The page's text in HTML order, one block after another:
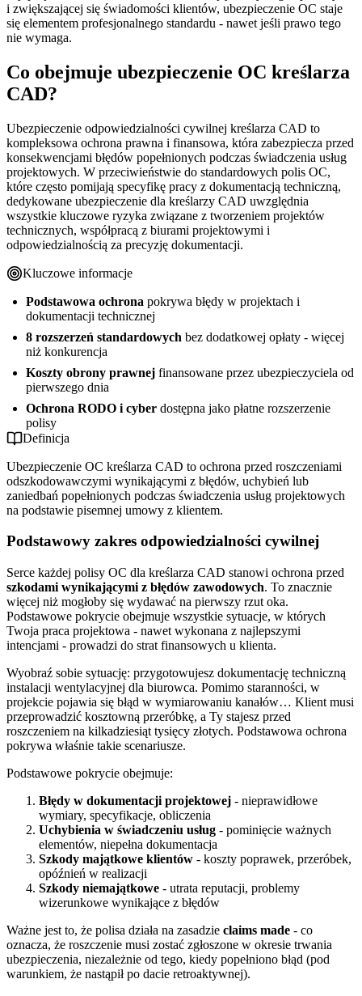
i zwiększającej się świadomości klientów, ubezpieczenie OC staje
się elementem profesjonalnego standardu - nawet jeśli prawo tego
nie wymaga.
Co obejmuje ubezpieczenie OC kreślarza
CAD?
Ubezpieczenie odpowiedzialności cywilnej kreślarza CAD to
kompleksowa ochrona prawna i finansowa, która zabezpiecza przed
konsekwencjami błędów popełnionych podczas świadczenia usług
projektowych. W przeciwieństwie do standardowych polis OC,
które często pomijają specyfikę pracy z dokumentacją techniczną,
dedykowane ubezpieczenie dla kreślarzy CAD uwzględnia
wszystkie kluczowe ryzyka związane z tworzeniem projektów
technicznych, współpracą z biurami projektowymi i
odpowiedzialnością za precyzję dokumentacji.
Kluczowe informacje
Podstawowa ochrona pokrywa błędy w projektach i
dokumentacji technicznej
8 rozszerzeń standardowych bez dodatkowej opłaty - więcej
niż konkurencja
Koszty obrony prawnej finansowane przez ubezpieczyciela od
pierwszego dnia
Ochrona RODO i cyber dostępna jako płatne rozszerzenie
polisy
Definicja
Ubezpieczenie OC kreślarza CAD to ochrona przed roszczeniami
odszkodowawczymi wynikającymi z błędów, uchybień lub
zaniedbań popełnionych podczas świadczenia usług projektowych
na podstawie pisemnej umowy z klientem.
Podstawowy zakres odpowiedzialności cywilnej
Serce każdej polisy OC dla kreślarza CAD stanowi ochrona przed
szkodami wynikającymi z błędów zawodowych. To znacznie
więcej niż mogłoby się wydawać na pierwszy rzut oka.
Podstawowe pokrycie obejmuje wszystkie sytuacje, w których
Twoja praca projektowa - nawet wykonana z najlepszymi
intencjami - prowadzi do strat finansowych u klienta.
Wyobraź sobie sytuację: przygotowujesz dokumentację techniczną
instalacji wentylacyjnej dla biurowca. Pomimo staranności, w
projekcie pojawia się błąd w wymiarowaniu kanałów… Klient musi
przeprowadzić kosztowną przeróbkę, a Ty stajesz przed
roszczeniem na kilkadziesiąt tysięcy złotych. Podstawowa ochrona
pokrywa właśnie takie scenariusze.
Podstawowe pokrycie obejmuje:
Błędy w dokumentacji projektowej - nieprawidłowe
wymiary, specyfikacje, obliczenia
Uchybienia w świadczeniu usług - pominięcie ważnych
elementów, niepełna dokumentacja
Szkody majątkowe klientów - koszty poprawek, przeróbek,
opóźnień w realizacji
Szkody niemajątkowe - utrata reputacji, problemy
wizerunkowe wynikające z błędów
Ważne jest to, że polisa działa na zasadzie claims made - co
oznacza, że roszczenie musi zostać zgłoszone w okresie trwania
ubezpieczenia, niezależnie od tego, kiedy popełniono błąd (pod
warunkiem, że nastąpił po dacie retroaktywnej).